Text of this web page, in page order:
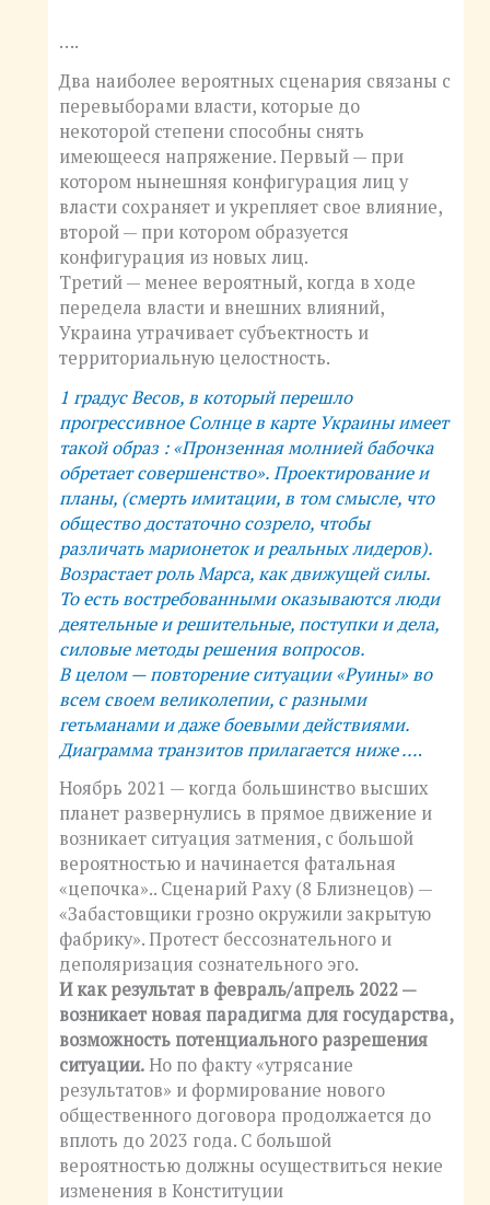
….
Два наиболее вероятных сценария связаны с
перевыборами власти, которые до
некоторой степени способны снять
имеющееся напряжение. Первый — при
котором нынешняя конфигурация лиц у
власти сохраняет и укрепляет свое влияние,
второй — при котором образуется
конфигурация из новых лиц.
Третий — менее вероятный, когда в ходе
передела власти и внешних влияний,
Украина утрачивает субъектность и
территориальную целостность.
1 градус Весов, в который перешло
прогрессивное Солнце в карте Украины имеет
такой образ : «Пронзенная молнией бабочка
обретает совершенство». Проектирование и
планы, (смерть имитации, в том смысле, что
общество достаточно созрело, чтобы
различать марионеток и реальных лидеров).
Возрастает роль Марса, как движущей силы.
То есть востребованными оказываются люди
деятельные и решительные, поступки и дела,
силовые методы решения вопросов.
В целом — повторение ситуации «Руины» во
всем своем великолепии, с разными
гетьманами и даже боевыми действиями.
Диаграмма транзитов прилагается ниже ….
Ноябрь 2021 — когда большинство высших
планет развернулись в прямое движение и
возникает ситуация затмения, с большой
вероятностью и начинается фатальная
«цепочка».. Сценарий Раху (8 Близнецов) —
«Забастовщики грозно окружили закрытую
фабрику». Протест бессознательного и
деполяризация сознательного эго.
И как результат в февраль/апрель 2022 —
возникает новая парадигма для государства,
возможность потенциального разрешения
ситуации.Но по факту «утрясание
результатов» и формирование нового
общественного договора продолжается до
вплоть до 2023 года. С большой
вероятностью должны осуществиться некие
изменения в Конституции